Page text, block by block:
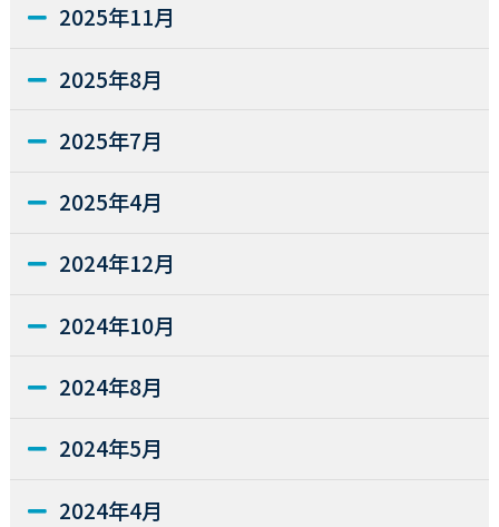
2025年11月
2025年8月
2025年7月
2025年4月
2024年12月
2024年10月
2024年8月
2024年5月
2024年4月